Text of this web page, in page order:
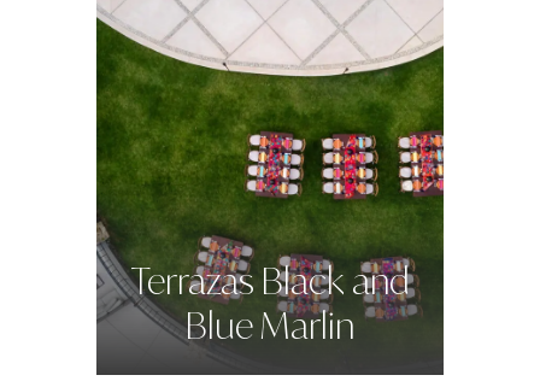
Terrazas Black and
Blue Marlin